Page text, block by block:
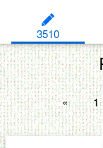
3510
« 1